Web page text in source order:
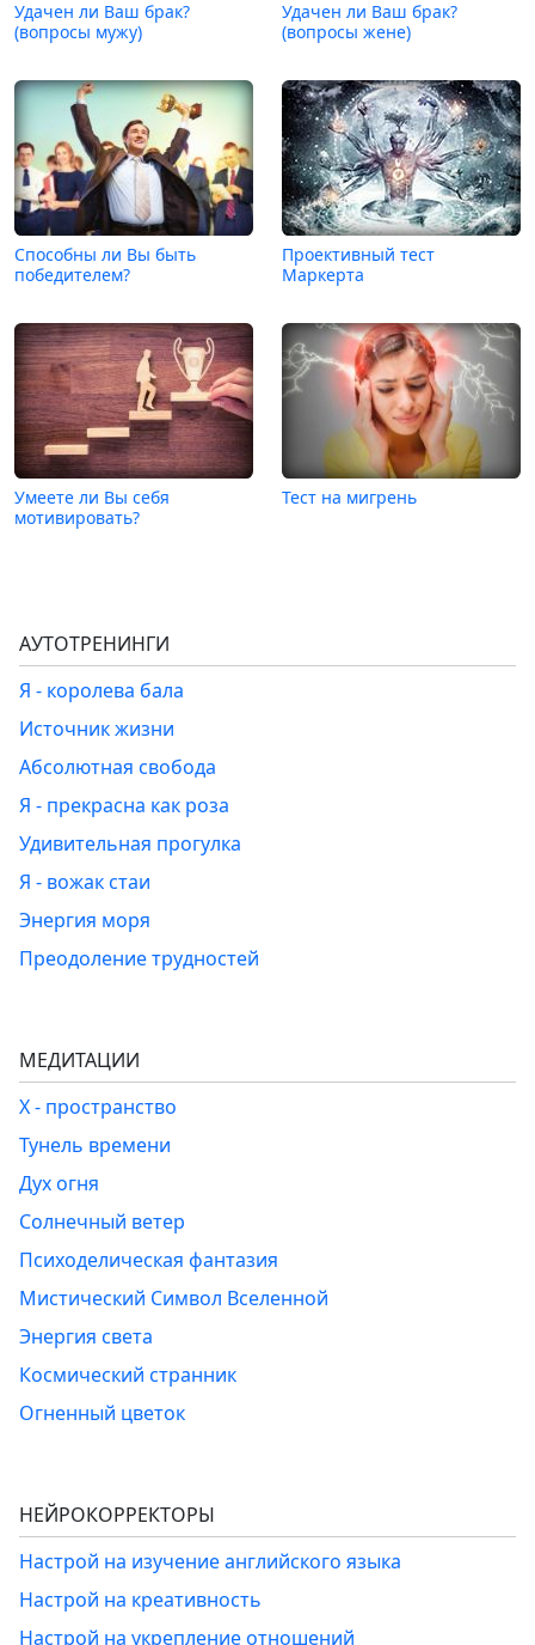
Удачен ли Ваш брак?
(вопросы мужу)
Удачен ли Ваш брак?
(вопросы жене)
Способны ли Вы быть
победителем?
Проективный тест
Маркерта
Умеете ли Вы себя
мотивировать?
Тест на мигрень
АУТОТРЕНИНГИ
Я - королева бала
Источник жизни
Абсолютная свобода
Я - прекрасна как роза
Удивительная прогулка
Я - вожак стаи
Энергия моря
Преодоление трудностей
МЕДИТАЦИИ
Х - пространство
Тунель времени
Дух огня
Солнечный ветер
Психоделическая фантазия
Мистический Символ Вселенной
Энергия света
Космический странник
Огненный цветок
НЕЙРОКОРРЕКТОРЫ
Настрой на изучение английского языка
Настрой на креативность
Настрой на укрепление отношений